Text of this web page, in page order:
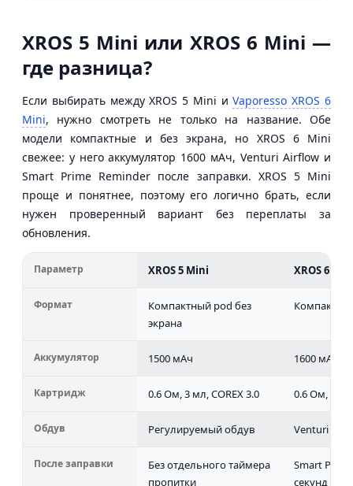
XROS 5 Mini или XROS 6 Mini —
где разница?
Если выбирать между XROS 5 Mini иVaporesso XROS 6
Mini, нужно смотреть не только на название. Обе
модели компактные и без экрана, но XROS 6 Mini
свежее: у него аккумулятор 1600 мАч, Venturi Airflow и
Smart Prime Reminder после заправки. XROS 5 Mini
проще и понятнее, поэтому его логично брать, если
нужен проверенный вариант без переплаты за
обновления.
Параметр XROS 5 Mini XROS 6
Формат
Компактный pod без
экрана
Аккумулятор 1500 мАч 1600 мАч
Картридж 0.6 Ом, 3 мл, COREX 3.0 0.6 Ом, 3
Обдув Регулируемый обдув Venturi
После заправки
Без отдельного таймера
пропитки
Smart
секунд